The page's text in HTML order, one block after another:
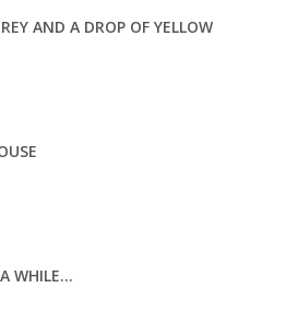
AND A DROP OF YELLOW
WHILE...